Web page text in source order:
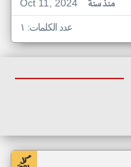
Oct 11, 2024
منذ سنة
عدد الكلمات: ١